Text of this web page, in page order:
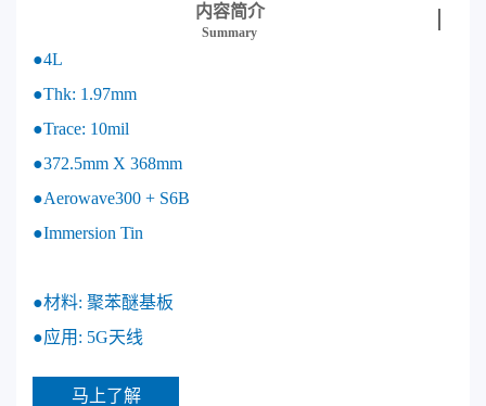
内容简介
Summary
●4L
●Thk: 1.97mm
●Trace: 10mil
●372.5mm X 368mm
●Aerowave300 + S6B
●Immersion Tin
●材料: 聚苯醚基板
●应用: 5G天线
马上了解